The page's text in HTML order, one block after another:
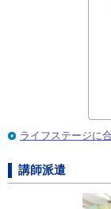
ライフステージに
講師派遣